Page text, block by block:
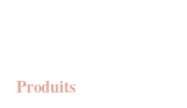
Produits